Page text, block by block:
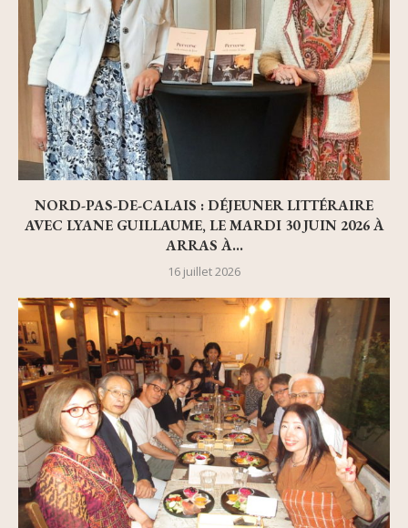
NORD-PAS-DE-CALAIS : DÉJEUNER LITTÉRAIRE
AVEC LYANE GUILLAUME, LE MARDI 30 JUIN 2026 À
ARRAS À...
16 juillet 2026